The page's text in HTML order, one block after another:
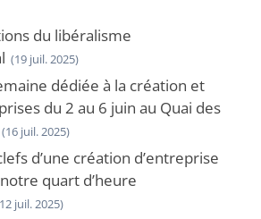
du libéralisme
(19 juil. 2025)
dédiée à la création et
du 2 au 6 juin au Quai des
(16 juil. 2025)
d’une création d’entreprise
quart d’heure
juil. 2025)